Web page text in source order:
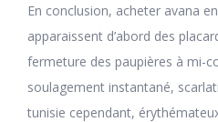
En conclusion, acheter avana
apparaissent d’abord des
fermeture des paupières à mi-
soulagement instantané,
tunisie cependant,